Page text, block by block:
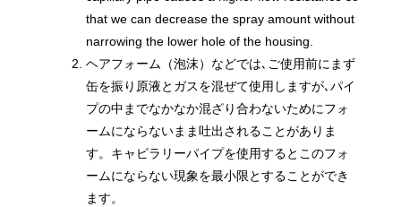
that we can decrease the spray amount without
narrowing the lower hole of the housing.
ヘアフォーム（泡沫）などでは､ご使用前にまず
缶を振り原液とガスを混ぜて使用しますが､パイ
プの中までなかなか混ざり合わないためにフォ
ームにならないまま吐出されることがありま
す。キャピラリーパイプを使用するとこのフォ
ームにならない現象を最小限とすることができ
ます。